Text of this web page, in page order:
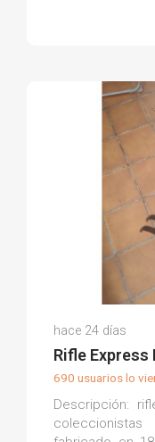
Jose
hace 24 días
Rifle Express
690 usuarios lo
Descripción: